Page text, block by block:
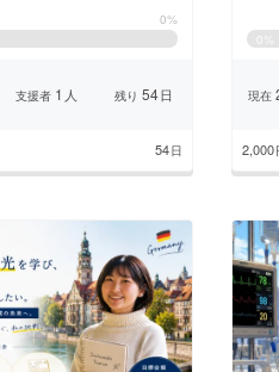
0%
支援者 1 人 残り 54日
54日
0
現在
2,000